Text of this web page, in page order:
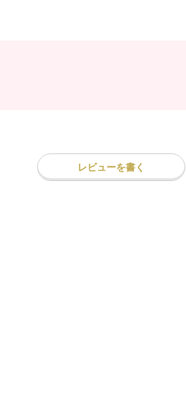
なメッセージが静かに心に満ちてく
レビューを書く